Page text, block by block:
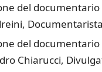
del documentario
Documentarista
del documentario
Chiarucci,